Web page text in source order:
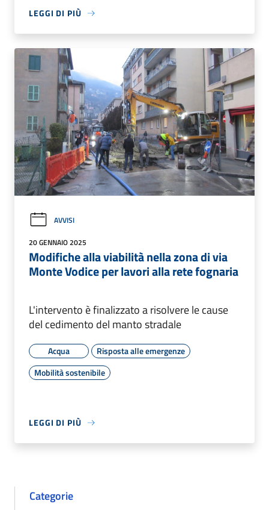
LEGGI DI PIÙ
AVVISI
20 GENNAIO 2025
Modifiche alla viabilità nella zona di via
Monte Vodice per lavori alla rete fognaria
L'intervento è finalizzato a risolvere le cause
del cedimento del manto stradale
Acqua
Risposta alle emergenze
Mobilità sostenibile
LEGGI DI PIÙ
Categorie